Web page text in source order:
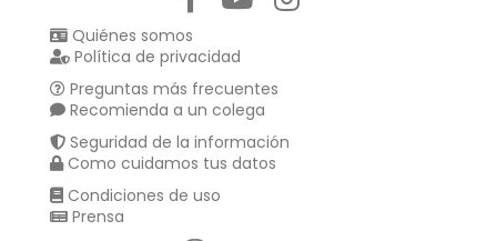
Quiénes somos
Política de privacidad
Preguntas más frecuentes
Recomienda a un colega
Seguridad de la información
Como cuidamos tus datos
Condiciones de uso
Prensa